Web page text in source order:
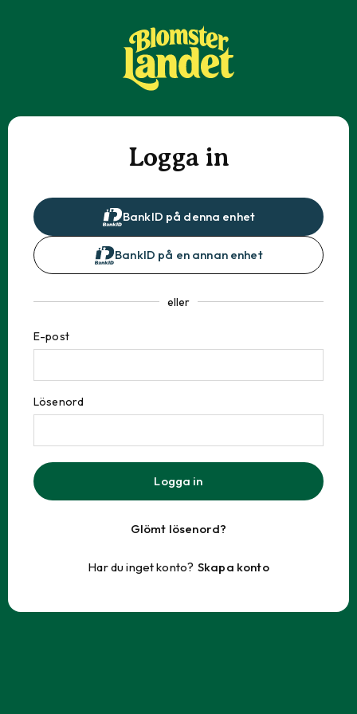
Logga in
BankID på denna enhet
BankID på en annan enhet
eller
E-post
Lösenord
Logga in
Glömt lösenord?
Har du inget konto? Skapa konto